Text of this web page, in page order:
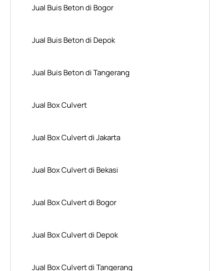
Jual Buis Beton di Bogor
Jual Buis Beton di Depok
Jual Buis Beton di Tangerang
Jual Box Culvert
Jual Box Culvert di Jakarta
Jual Box Culvert di Bekasi
Jual Box Culvert di Bogor
Jual Box Culvert di Depok
Jual Box Culvert di Tangerang